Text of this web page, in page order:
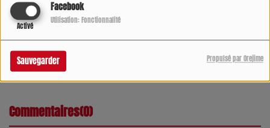
Facebook
Activé
Utilisation: Fonctionnalité
Sauvegarder Propulsé par Orejime
Commentaires(0)